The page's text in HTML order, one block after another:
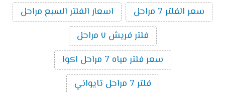
سعر الفلتر 7 مراحل
اسعار الفلتر السبع مراحل
فلتر فريش ٧ مراحل
سعر فلتر مياه 7 مراحل اكوا
فلتر 7 مراحل تايواني